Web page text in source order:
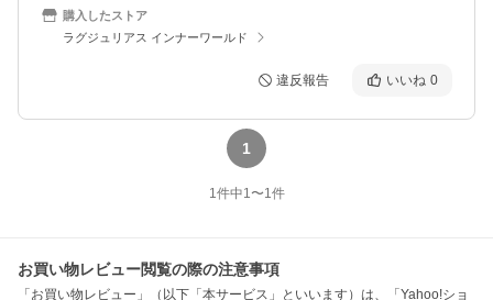
購入したストア
ラグジュリアス インナーワールド
違反報告 いいね 0
1
1件中1〜1件
お買い物レビュー閲覧の際の注意事項
「お買い物レビュー」（以下「本サービス」といいます）は、「Yahoo!ショ